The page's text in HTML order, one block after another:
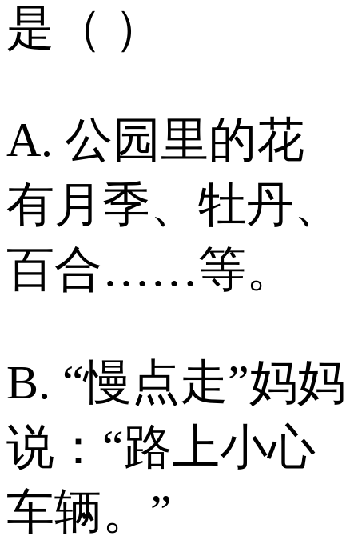
是（ ）
A. 公园里的花
有月季、牡丹、
百合……等。
B. “慢点走”妈妈
说：“路上小心
车辆。”